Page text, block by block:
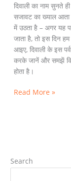
दिवाली का नाम सुनते
सजावट का ख्याल
में उठता है – अगर यह
जाता है, तो इस दिन
आइए, दिवाली के इस
करके जानें और समझें कि
होता है।
Read More »
Search